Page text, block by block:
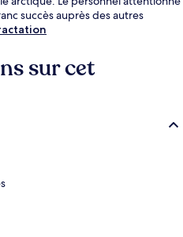
succès auprès des autres
sur cet